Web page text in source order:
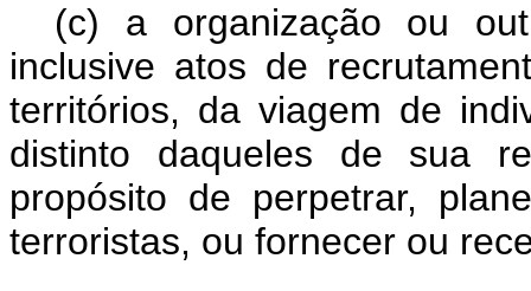
(c) a organização ou
inclusive atos de
territórios, da viagem de
distinto daqueles de sua
propósito de perpetrar,
terroristas, ou fornecer ou